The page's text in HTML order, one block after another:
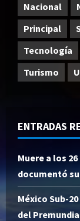
Nacional
Principal
Tecnología
Turismo
ENTRADAS
Muere a los
documentó
México Sub-
del